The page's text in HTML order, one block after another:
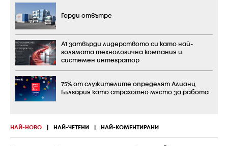
НАЙ-НОВО НАЙ-ЧЕТЕНИ НАЙ-КОМЕНТИРАНИ
Горди отвътре
А1 затвърди лидерството си като най-
голямата технологична компания и
системен интегратор
75% от служителите определят Алианц
България като страхотно място за работа